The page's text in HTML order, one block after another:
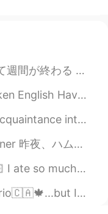
ころで、学校に息子を迎えに行った後、つい...
for years but still can’t sp...
right away if you are going to l...
some hamburgers on the barbecue ...
be on a vegetarian diet f...
cuddle up with these two💕 L...